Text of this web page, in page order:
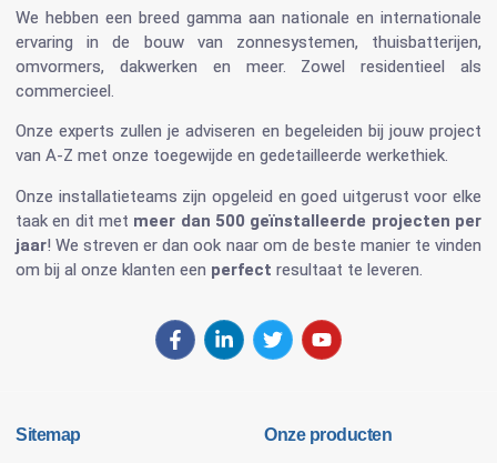
We hebben een breed gamma aan nationale en internationale
ervaring in de bouw van zonnesystemen, thuisbatterijen,
omvormers, dakwerken en meer. Zowel residentieel als
commercieel.
Onze experts zullen je adviseren en begeleiden bij jouw project
van A-Z met onze toegewijde en gedetailleerde werkethiek.
Onze installatieteams zijn opgeleid en goed uitgerust voor elke
taak en dit met meer dan 500 geïnstalleerde projecten per
jaar! We streven er dan ook naar om de beste manier te vinden
om bij al onze klanten een perfect resultaat te leveren.
Sitemap Onze producten